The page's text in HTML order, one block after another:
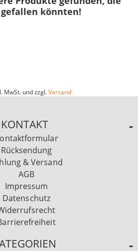
könnten!
MwSt. und zzgl.Versand
KONTAKT
Rücksendung
& Versand
AGB
Impressum
Datenschutz